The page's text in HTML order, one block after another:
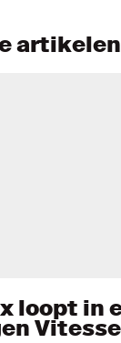
artikelen
loopt in
Vitesse